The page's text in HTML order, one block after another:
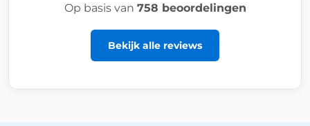
Op basis van 758 beoordelingen
Bekijk alle reviews